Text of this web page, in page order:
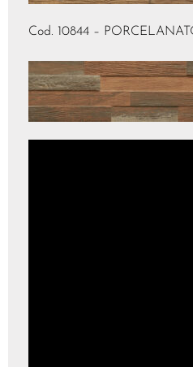
Cod. 10844 –